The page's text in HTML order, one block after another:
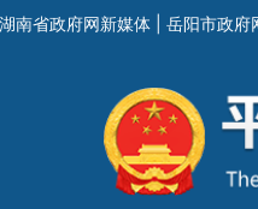
湖南省政府网新媒体 岳阳市政府